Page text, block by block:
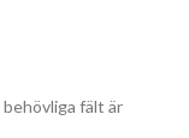
behövliga fält är